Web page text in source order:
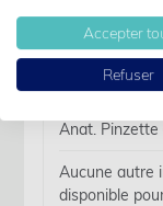
Des détails
Anat.
Aucune autre
disponible
Accepter
Refuser